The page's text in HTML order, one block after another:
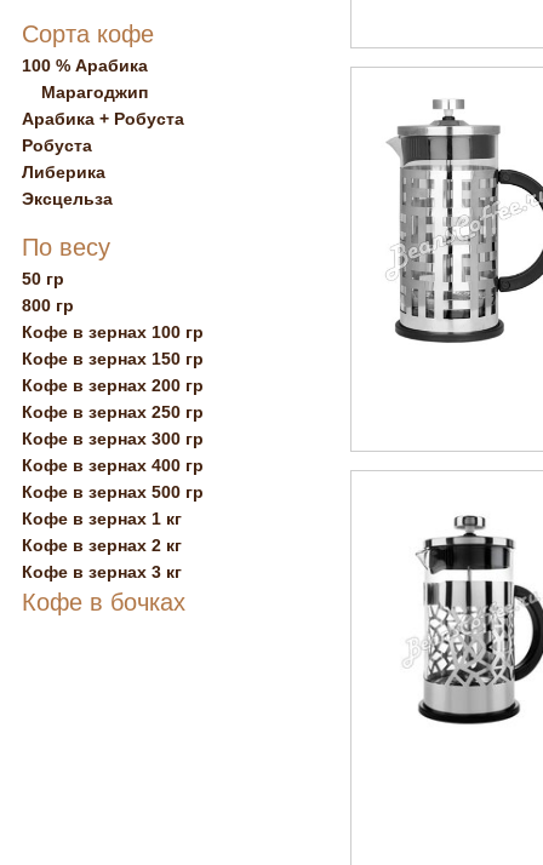
Сорта кофе
100 % Арабика
Марагоджип
Арабика + Робуста
Робуста
Либерика
Эксцельза
По весу
50 гр
800 гр
Кофе в зернах 100 гр
Кофе в зернах 150 гр
Кофе в зернах 200 гр
Кофе в зернах 250 гр
Кофе в зернах 300 гр
Кофе в зернах 400 гр
Кофе в зернах 500 гр
Кофе в зернах 1 кг
Кофе в зернах 2 кг
Кофе в зернах 3 кг
Кофе в бочках